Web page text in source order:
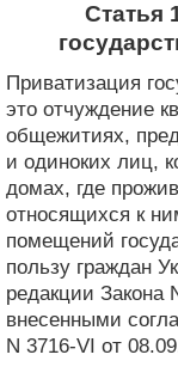
Статья
Приватизация
это отчуждение
общежитиях,
и одиноких лиц,
домах, где
относящихся к
помещений
пользу граждан
редакции Закона
внесенными
N 3716-VI от